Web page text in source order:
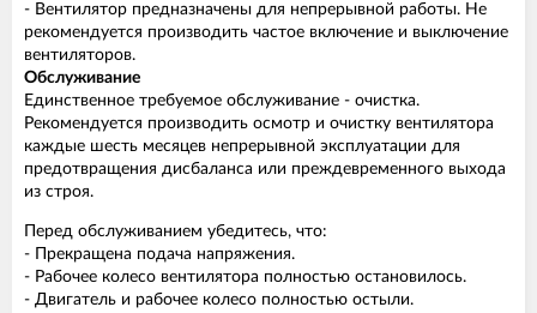
- Вентилятор предназначены для непрерывной работы. Не
рекомендуется производить частое включение и выключение
вентиляторов.
Обслуживание
Единственное требуемое обслуживание - очистка.
Рекомендуется производить осмотр и очистку вентилятора
каждые шесть месяцев непрерывной эксплуатации для
предотвращения дисбаланса или преждевременного выхода
из строя.
Перед обслуживанием убедитесь, что:
- Прекращена подача напряжения.
- Рабочее колесо вентилятора полностью остановилось.
- Двигатель и рабочее колесо полностью остыли.